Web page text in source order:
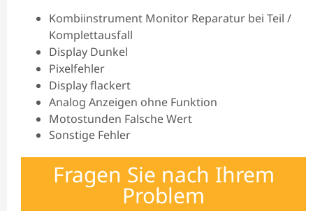
Kombiinstrument Monitor Reparatur bei Teil /
Komplettausfall
Display Dunkel
Pixelfehler
Display flackert
Analog Anzeigen ohne Funktion
Motostunden Falsche Wert
Sonstige Fehler
Fragen Sie nach Ihrem
Problem